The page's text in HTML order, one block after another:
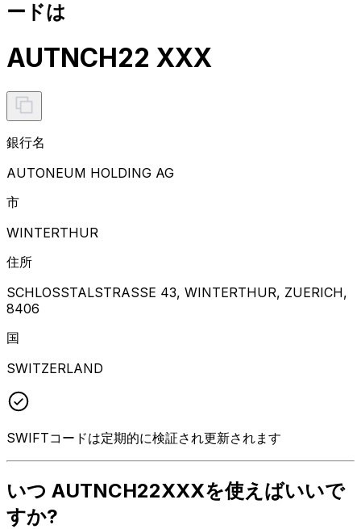
ードは
AUTNCH22 XXX
銀行名
AUTONEUM HOLDING AG
市
WINTERTHUR
住所
SCHLOSSTALSTRASSE 43, WINTERTHUR, ZUERICH,
8406
国
SWITZERLAND
SWIFTコードは定期的に検証され更新されます
いつ AUTNCH22XXXを使えばいいで
すか?